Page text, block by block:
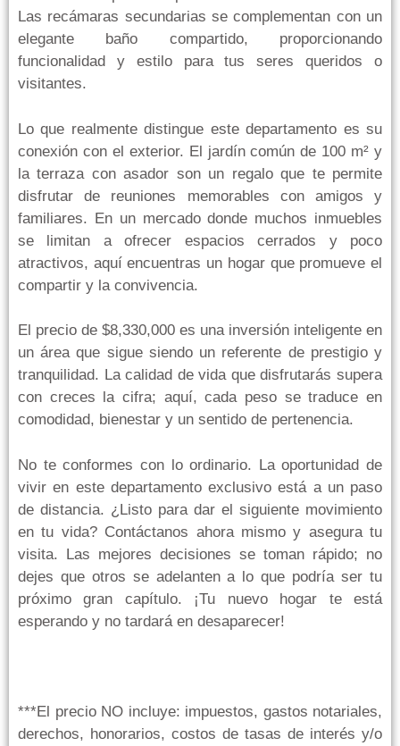
Las recámaras secundarias se complementan con un
elegante baño compartido, proporcionando
funcionalidad y estilo para tus seres queridos o
visitantes.
Lo que realmente distingue este departamento es su
conexión con el exterior. El jardín común de 100 m² y
la terraza con asador son un regalo que te permite
disfrutar de reuniones memorables con amigos y
familiares. En un mercado donde muchos inmuebles
se limitan a ofrecer espacios cerrados y poco
atractivos, aquí encuentras un hogar que promueve el
compartir y la convivencia.
El precio de $8,330,000 es una inversión inteligente en
un área que sigue siendo un referente de prestigio y
tranquilidad. La calidad de vida que disfrutarás supera
con creces la cifra; aquí, cada peso se traduce en
comodidad, bienestar y un sentido de pertenencia.
No te conformes con lo ordinario. La oportunidad de
vivir en este departamento exclusivo está a un paso
de distancia. ¿Listo para dar el siguiente movimiento
en tu vida? Contáctanos ahora mismo y asegura tu
visita. Las mejores decisiones se toman rápido; no
dejes que otros se adelanten a lo que podría ser tu
próximo gran capítulo. ¡Tu nuevo hogar te está
esperando y no tardará en desaparecer!
***El precio NO incluye: impuestos, gastos notariales,
derechos, honorarios, costos de tasas de interés y/o